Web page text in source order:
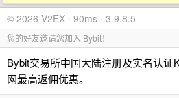
© 2026 V2EX · 90ms · 3.9.8.5
您的好友邀请您加入 Bybit！
Bybit交易所中国大陆注册及实名认证
网最高返佣优惠。